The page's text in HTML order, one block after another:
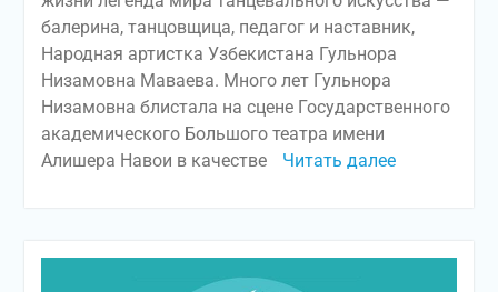
балерина, танцовщица, педагог и наставник,
Народная артистка Узбекистана Гульнора
Низамовна Маваева. Много лет Гульнора
Низамовна блистала на сцене Государственного
академического Большого театра имени
Алишера Навои в качестве
Читать далее